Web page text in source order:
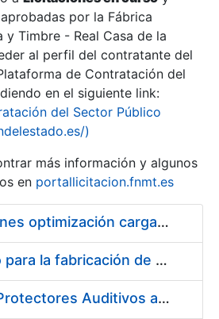
por la Fábrica
y Timbre - Real Casa de la
al perfil del contratante del
de Contratación del
en el siguiente link:
del Sector Público
)
más información y algunos
en portallicitacion.fnmt.es
Pliego condiciones optimización cargas compras firmado
Acuerdo marco para la fabricación de piezas
Suministro de Protectores Auditivos a medida para las personas trabajadoras de los Centros de Trabajo de Madrid y Burgos